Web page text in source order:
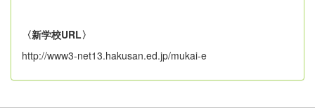
〈新学校URL〉
http://www3-net13.hakusan.ed.jp/mukai-e